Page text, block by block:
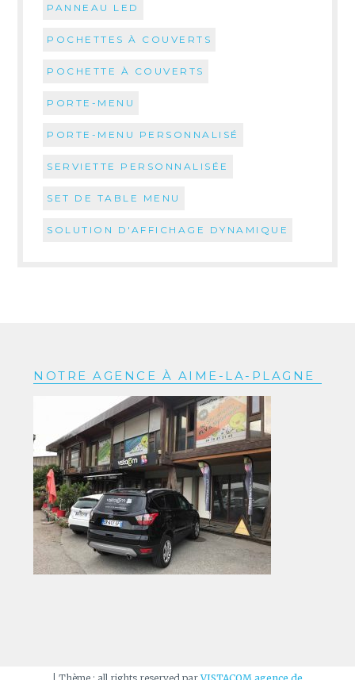
PANNEAU LED
POCHETTES À COUVERTS
POCHETTE À COUVERTS
PORTE-MENU
PORTE-MENU PERSONNALISÉ
SERVIETTE PERSONNALISÉE
SET DE TABLE MENU
SOLUTION D'AFFICHAGE DYNAMIQUE
NOTRE AGENCE À AIME-LA-PLAGNE